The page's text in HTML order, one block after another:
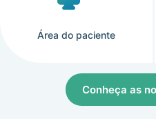
Área do paciente
Conheça as